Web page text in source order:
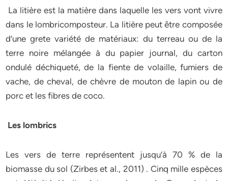
La litière est la matière dans laquelle les vers vont vivre
dans le lombricomposteur. La litière peut être composée
d’une grete variété de matériaux: du terreau ou de la
terre noire mélangée à du papier journal, du carton
ondulé déchiqueté, de la fiente de volaille, fumiers de
vache, de cheval, de chèvre de mouton de lapin ou de
porc et les fibres de coco.
Les lombrics
Les vers de terre représentent jusqu’à 70 % de la
biomasse du sol (Zirbes et al., 2011) . Cinq mille espèces